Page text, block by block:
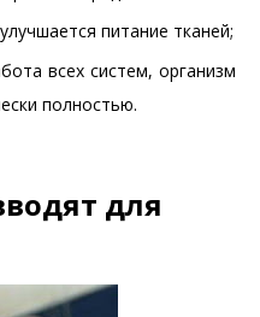
питание тканей;
всех систем, организм
полностью.
для